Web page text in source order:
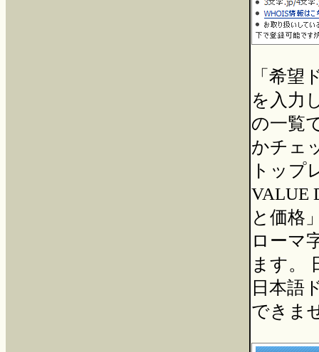
「希望
を入力
の一覧
かチェ
トップ
VALUE
と価格
ローマ
ます。
日本語
できま